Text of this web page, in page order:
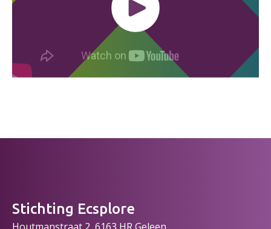
Stichting Ecsplore